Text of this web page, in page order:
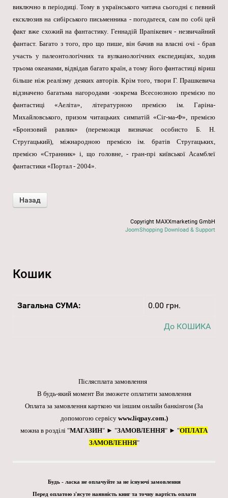
виключно в періодиці. Тому в українського читача сьогодні є певний
ексклюзив на сибірського письменника - погодьтеся, сам по собі цей
факт вже схожий на фантастику. Геннадій ІІрапікевич - незвичайний
фантаст. Багато з того, про що пише, він бачив на власні очі - брав
участь у палеонтологічних та вулканологічних експедиціях, ходив
трьома океанами, відвідав багато країн, а тому його фантастиці віриш
більше ніж реалізму деяких авторів. Крім того, твори Г. Прашкевича
відзначено багатьма нагородами -зокрема Всесоюзною премією по
фантастиці «Аеліта», літературною премією ім. Гаріна-
Михайловського, призом читацьких симпатій «Сіг-ма-Ф», премією
«Бронзовий равлик» (переможця визначає особисто Б. Н.
Стругацький), міжнародною премією ім. братів Стругацьких,
премією «Странник» і, що головне, - гран-прі київської Асамблеї
фантастики «Портал - 2004».
Copyright MAXXmarketing GmbH
JoomShopping Download & Support
Кошик
Загальна СУМА: 0.00 грн.
До КОШИКА
Післясплата замовлення
В будь-який момент Ви зможете оплатити замовлення
Оплата за замовлення карткою чи іншим онлайн банкінгом (За
допомогою сервісу www.liqpay.com.)
можна в розділі "МАГАЗИН" ► "ЗАМОВЛЕННЯ" ► "ОПЛАТА
ЗАМОВЛЕННЯ"
Будь - ласка не оплачуйте за не існуючі замовлення
Перед оплатою з'ясуте наявність книг та точну вартість оплати